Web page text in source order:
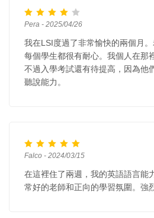
Pera - 2025/04/26
我在LSI度過了非常愉快的兩個月
每個學生都很有耐心。我個人在那
不過入學考試還有待提高，因為他
聽說能力。
Falco - 2024/03/15
在這裡住了兩週，我的英語語言能
常好的老師和正向的學習氛圍。強